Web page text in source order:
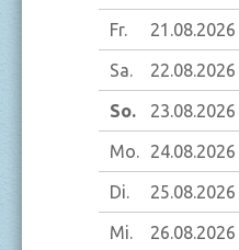
Fr. 21.08.2026
Sa. 22.08.2026
So. 23.08.2026
Mo. 24.08.2026
Di. 25.08.2026
Mi. 26.08.2026